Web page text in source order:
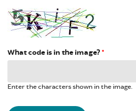
What code is in the image? *
Enter the characters shown in the image.